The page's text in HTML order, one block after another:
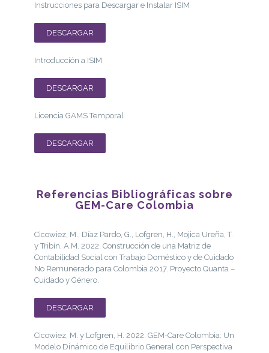
Instrucciones para Descargar e Instalar ISIM
DESCARGAR
Introducción a ISIM
DESCARGAR
Licencia GAMS Temporal
DESCARGAR
Referencias Bibliográficas sobre
GEM-Care Colombia
Cicowiez, M., Díaz Pardo, G., Lofgren, H., Mojica Ureña, T.
y Tribín, A.M. 2022. Construcción de una Matriz de
Contabilidad Social con Trabajo Doméstico y de Cuidado
No Remunerado para Colombia 2017. Proyecto Quanta –
Cuidado y Género.
DESCARGAR
Cicowiez, M. y Lofgren, H. 2022. GEM-Care Colombia: Un
Modelo Dinámico de Equilibrio General con Perspectiva